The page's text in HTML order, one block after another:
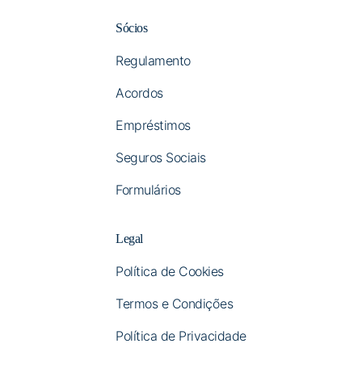
Sócios
Regulamento
Acordos
Empréstimos
Seguros Sociais
Formulários
Legal
Política de Cookies
Termos e Condições
Política de Privacidade